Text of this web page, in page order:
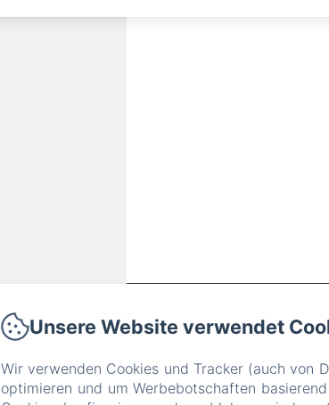
Unsere Website verwendet
Wir verwenden Cookies und Tracker (auch von
optimieren und um Werbebotschaften